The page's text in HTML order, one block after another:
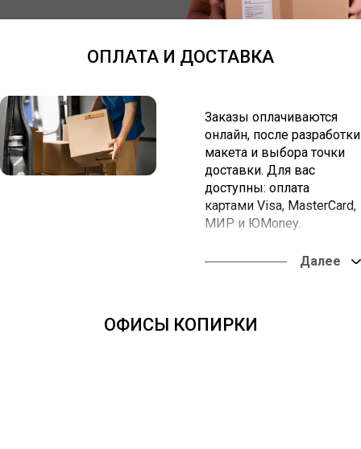
ОПЛАТА И ДОСТАВКА
Заказы оплачиваются
онлайн, после разработки
макета и выбора точки
доставки. Для вас
доступны: оплата
картами Visa, MasterCard,
МИР и ЮMoney.
Вы можете забрать заказ
в наших офисах или
ОФИСЫ КОПИРКИ